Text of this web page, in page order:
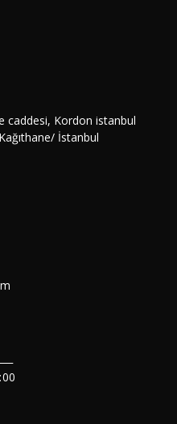
caddesi, Kordon istanbul
İstanbul